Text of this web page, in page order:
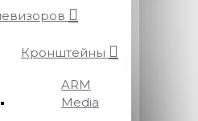
Кронштейны
ARM
Media